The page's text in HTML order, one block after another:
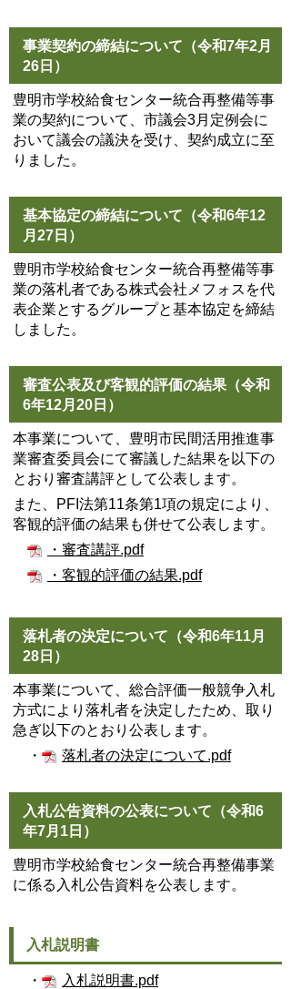
事業契約の締結について（令和7年2月
26日）
豊明市学校給食センター統合再整備等事
業の契約について、市議会3月定例会に
おいて議会の議決を受け、契約成立に至
りました。
基本協定の締結について（令和6年12
月27日）
豊明市学校給食センター統合再整備等事
業の落札者である株式会社メフォスを代
表企業とするグループと基本協定を締結
しました。
審査公表及び客観的評価の結果（令和
6年12月20日）
本事業について、豊明市民間活用推進事
業審査委員会にて審議した結果を以下の
とおり審査講評として公表します。
また、PFI法第11条第1項の規定により、
客観的評価の結果も併せて公表します。
・審査講評.pdf
・客観的評価の結果.pdf
落札者の決定について（令和6年11月
28日）
本事業について、総合評価一般競争入札
方式により落札者を決定したため、取り
急ぎ以下のとおり公表します。
・
落札者の決定について.pdf
入札公告資料の公表について（令和6
年7月1日）
豊明市学校給食センター統合再整備事業
に係る入札公告資料を公表します。
入札説明書
・ 入札説明書.pdf